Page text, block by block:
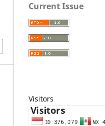
Current Issue
Visitors